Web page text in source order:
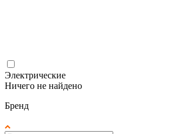
Электрические
Ничего не найдено
Бренд